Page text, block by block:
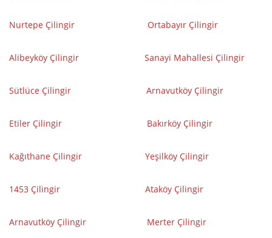
Nurtepe Çilingir Ortabayır Çilingir
Alibeyköy Çilingir Sanayi Mahallesi Çilingir
Sütlüce Çilingir Arnavutköy Çilingir
Etiler Çilingir Bakırköy Çilingir
Kağıthane Çilingir Yeşilköy Çilingir
1453 Çilingir Ataköy Çilingir
Arnavutköy Çilingir Merter Çilingir